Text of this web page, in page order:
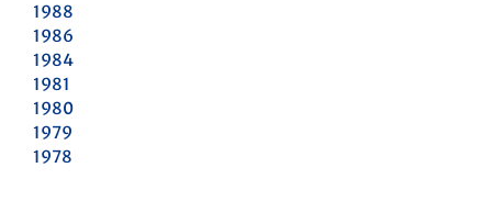
1988
1986
1984
1981
1980
1979
1978